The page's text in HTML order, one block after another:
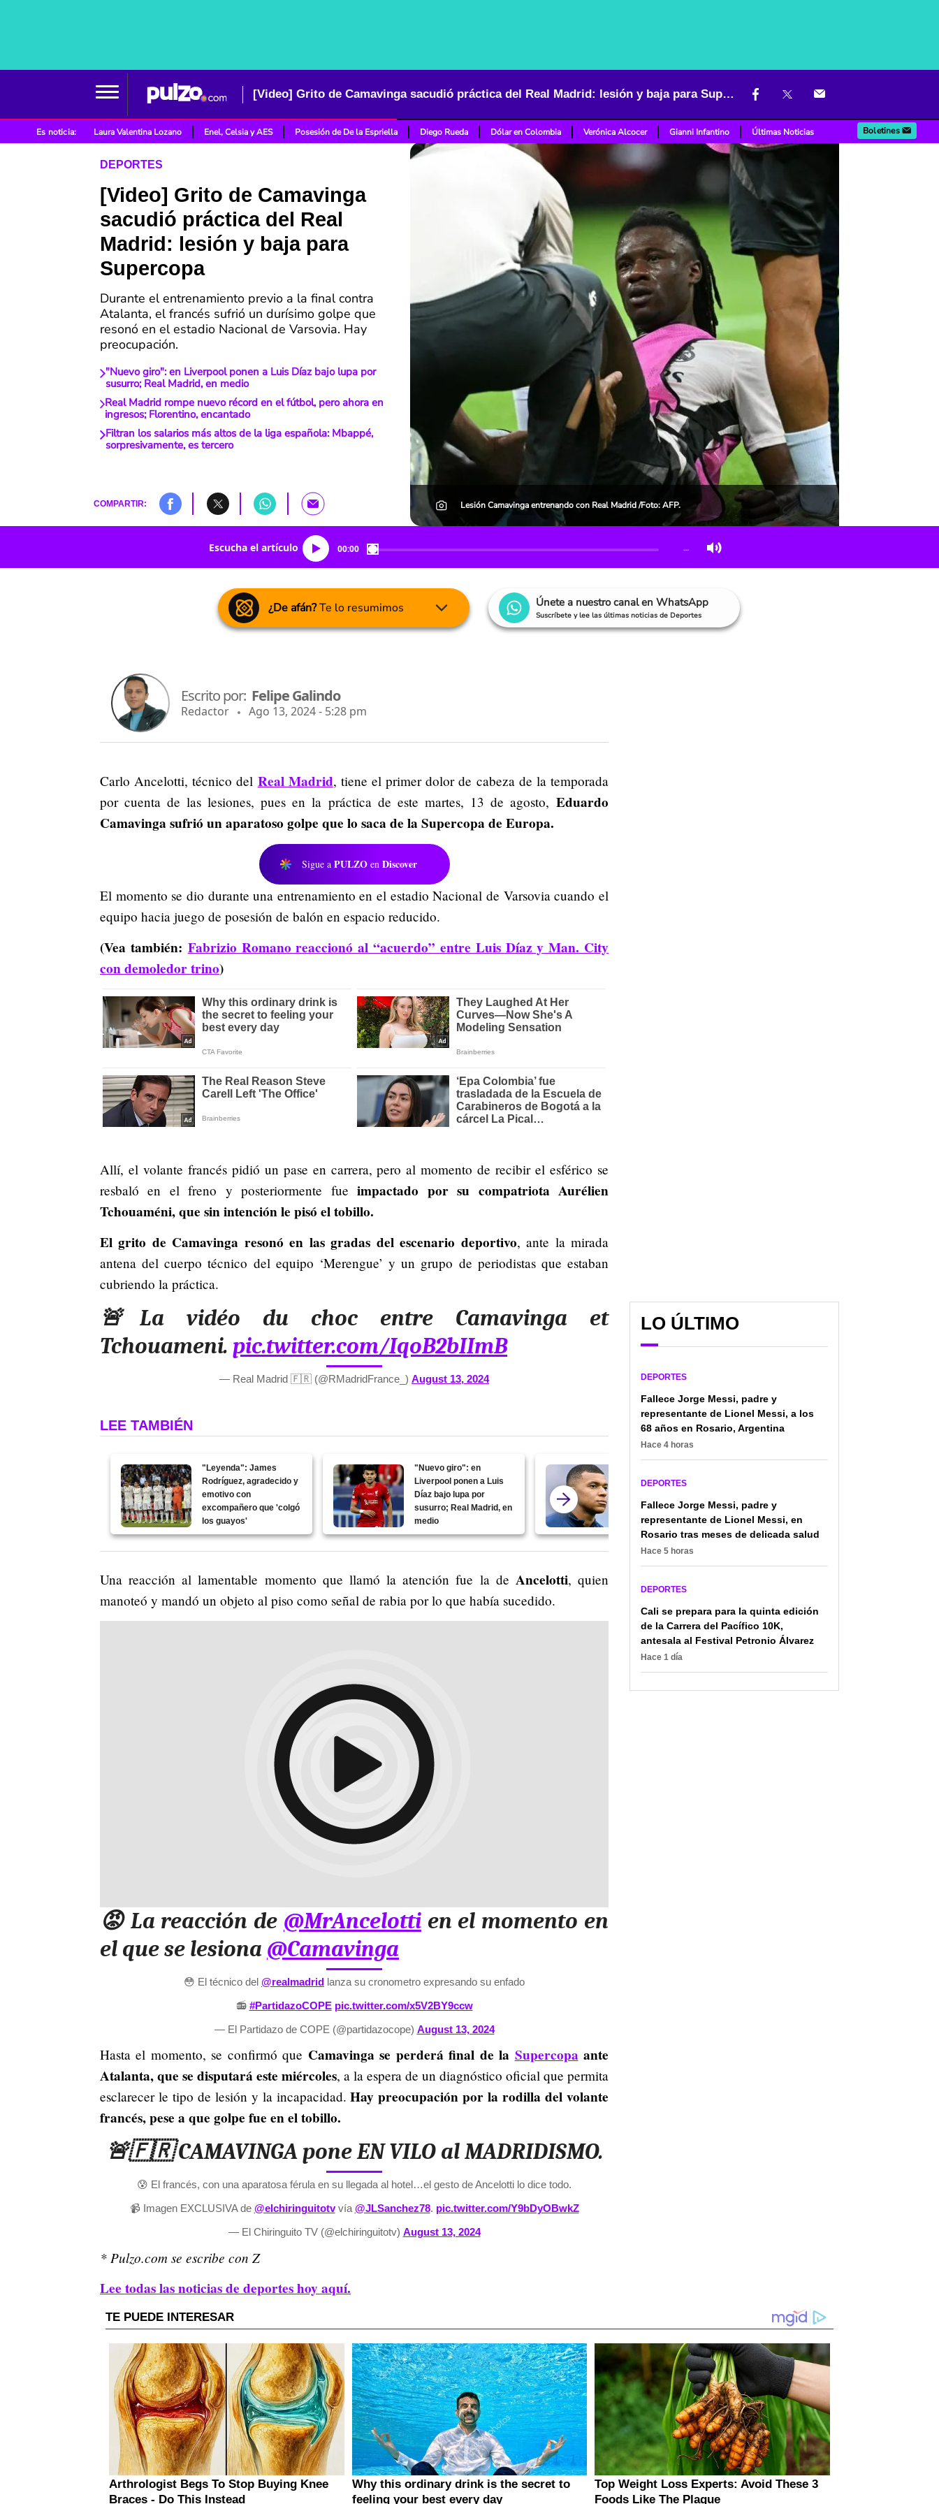
[Video] Grito de Camavinga sacudió práctica del Real Madrid: lesión y baja para Supercopa
Es noticia: Laura Valentina Lozano Enel, Celsia y AES Posesión de De la Espriella Diego Rueda Dólar en Colombia Verónica Alcocer Gianni Infantino Últimas Noticias Boletines
DEPORTES
[Video] Grito de Camavinga
sacudió práctica del Real
Madrid: lesión y baja para
Supercopa
Durante el entrenamiento previo a la final contra
Atalanta, el francés sufrió un durísimo golpe que
resonó en el estadio Nacional de Varsovia. Hay
preocupación.
"Nuevo giro": en Liverpool ponen a Luis Díaz bajo lupa por
susurro; Real Madrid, en medio
Real Madrid rompe nuevo récord en el fútbol, pero ahora en
ingresos; Florentino, encantado
Filtran los salarios más altos de la liga española: Mbappé,
sorpresivamente, es tercero
COMPARTIR: Lesión Camavinga entrenando con Real Madrid /Foto: AFP.
Escucha el artículo 00:00 …
¿De afán?Te lo resumimos Únete a nuestro canal en WhatsApp
Suscríbete y lee las últimas noticias de Deportes
Escrito por: Felipe Galindo
Redactor Ago 13, 2024 - 5:28 pm
Carlo Ancelotti, técnico del Real Madrid, tiene el primer dolor de cabeza de la temporada
por cuenta de las lesiones, pues en la práctica de este martes, 13 de agosto, Eduardo
Camavinga sufrió un aparatoso golpe que lo saca de la Supercopa de Europa.
Sigue a PULZO en Discover
El momento se dio durante una entrenamiento en el estadio Nacional de Varsovia cuando el
equipo hacia juego de posesión de balón en espacio reducido.
(Vea también: Fabrizio Romano reaccionó al “acuerdo” entre Luis Díaz y Man. City
con demoledor trino)
Allí, el volante francés pidió un pase en carrera, pero al momento de recibir el esférico se
resbaló en el freno y posteriormente fueimpactado por su compatriota Aurélien
Tchouaméni, que sin intención le pisó el tobillo.
El grito de Camavinga resonó en las gradas del escenario deportivo, ante la mirada
antena del cuerpo técnico del equipo ‘Merengue’ y un grupo de periodistas que estaban
cubriendo la práctica.
🚨La vidéo du choc entre Camavinga et
Tchouameni. pic.twitter.com/IqoB2bIImB
— Real Madrid 🇫🇷 (@RMadridFrance_) August 13, 2024
LEE TAMBIÉN
"Leyenda": James
Rodríguez, agradecido y
emotivo con
excompañero que 'colgó
los guayos'
"Nuevo giro": en
Liverpool ponen a Luis
Díaz bajo lupa por
susurro; Real Madrid, en
medio
Mbappé daría giro
millones); de qué se
trata
Una reacción al lamentable momento que llamó la atención fue la de Ancelotti, quien
manoteó y mandó un objeto al piso como señal de rabia por lo que había sucedido.
😡 La reacción de @MrAncelottien el momento en
el que se lesiona @Camavinga
😳 El técnico del @realmadrid lanza su cronometro expresando su enfado
📻 #PartidazoCOPE pic.twitter.com/x5V2BY9ccw
— El Partidazo de COPE (@partidazocope) August 13, 2024
Hasta el momento, se confirmó que Camavinga se perderá final de la Supercopaante
Atalanta, que se disputará este miércoles, a la espera de un diagnóstico oficial que permita
esclarecer le tipo de lesión y la incapacidad.Hay preocupación por la rodilla del volante
francés, pese a que golpe fue en el tobillo.
🚨🇫🇷 CAMAVINGA pone EN VILO al MADRIDISMO.
😰 El francés, con una aparatosa férula en su llegada al hotel…el gesto de Ancelotti lo dice todo.
📹 Imagen EXCLUSIVA de @elchiringuitotvvía @JLSanchez78. pic.twitter.com/Y9bDyOBwkZ
— El Chiringuito TV (@elchiringuitotv) August 13, 2024
* Pulzo.com se escribe con Z
Lee todas las noticias de deportes hoy aquí.
LO ÚLTIMO
DEPORTES
Fallece Jorge Messi, padre y
representante de Lionel Messi, a los
68 años en Rosario, Argentina
Hace 4 horas
DEPORTES
Fallece Jorge Messi, padre y
representante de Lionel Messi, en
Rosario tras meses de delicada salud
Hace 5 horas
DEPORTES
Cali se prepara para la quinta edición
de la Carrera del Pacífico 10K,
antesala al Festival Petronio Álvarez
Hace 1 día